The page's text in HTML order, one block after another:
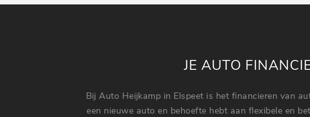
JE AUTO
Bij Auto Heijkamp in Elspeet is het financieren van
een nieuwe auto en behoefte hebt aan flexibele en